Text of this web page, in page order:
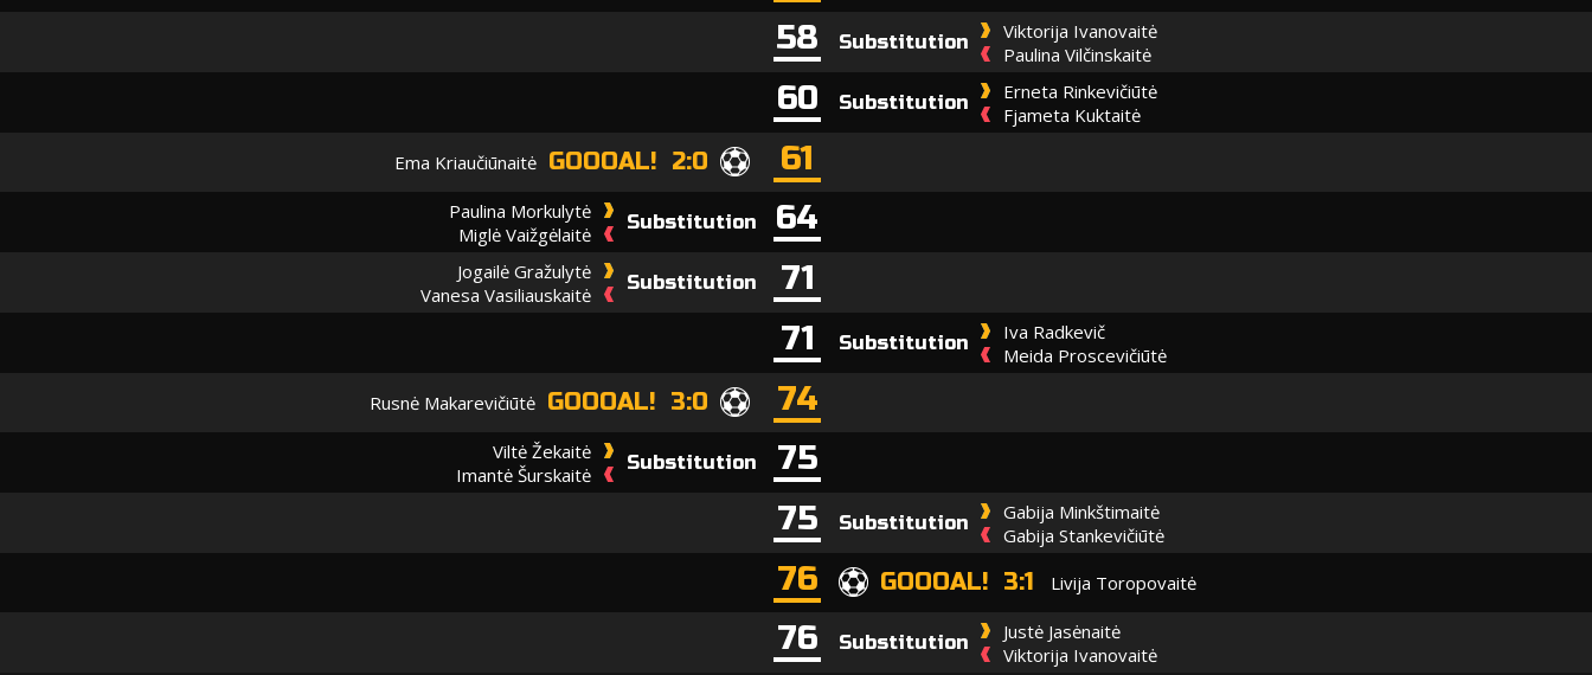
58
Substitution
Viktorija Ivanovaitė
Paulina Vilčinskaitė
60 Substitution
Erneta Rinkevičiūtė
Fjameta Kuktaitė
Ema Kriaučiūnaitė GOOOAL! 2:0 61
Paulina Morkulytė
Miglė Vaižgėlaitė
Substitution 64
Jogailė Gražulytė
Vanesa Vasiliauskaitė
Substitution
71
71
Substitution
Iva Radkevič
Meida Proscevičiūtė
Rusnė Makarevičiūtė GOOOAL! 3:0 74
Viltė Žekaitė
Imantė Šurskaitė
Substitution
75
75
Substitution
Gabija Minkštimaitė
Gabija Stankevičiūtė
76 GOOOAL! 3:1 Livija Toropovaitė
76 Substitution
Justė Jasėnaitė
Viktorija Ivanovaitė